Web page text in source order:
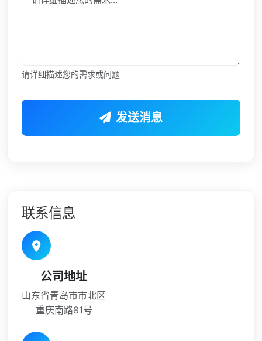
请详细描述您的需求或问题
发送消息
联系信息
公司地址
山东省青岛市市北区
重庆南路81号